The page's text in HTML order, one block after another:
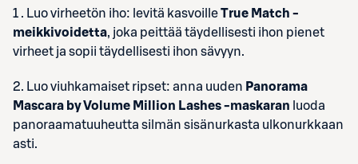
1 . Luo virheetön iho: levitä kasvoilleTrue Match -
meikkivoidetta, joka peittää täydellisesti ihon pienet
virheet ja sopii täydellisesti ihon sävyyn.
2. Luo viuhkamaiset ripset: anna uuden Panorama
Mascara by Volume Million Lashes -maskaran luoda
panoraamatuuheutta silmän sisänurkasta ulkonurkkaan
asti.